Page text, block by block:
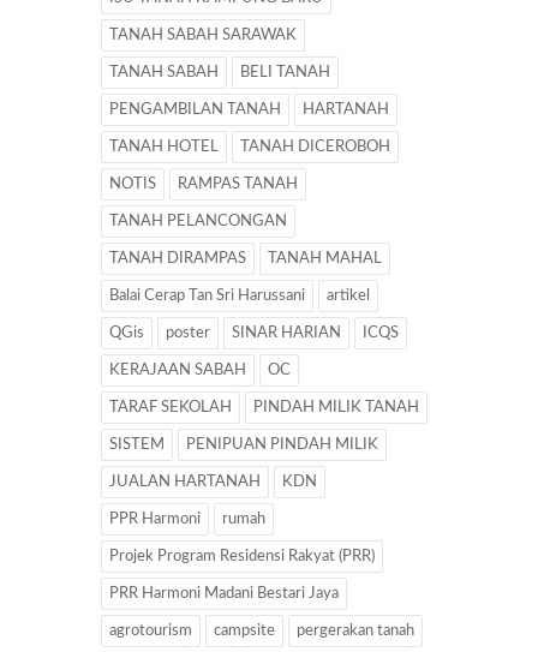
TANAH SABAH SARAWAK
TANAH SABAH BELI TANAH
PENGAMBILAN TANAH HARTANAH
TANAH HOTEL TANAH DICEROBOH
NOTIS RAMPAS TANAH
TANAH PELANCONGAN
TANAH DIRAMPAS TANAH MAHAL
Balai Cerap Tan Sri Harussani artikel
QGis poster SINAR HARIAN ICQS
KERAJAAN SABAH OC
TARAF SEKOLAH PINDAH MILIK TANAH
SISTEM PENIPUAN PINDAH MILIK
JUALAN HARTANAH KDN
PPR Harmoni rumah
Projek Program Residensi Rakyat (PRR)
PRR Harmoni Madani Bestari Jaya
agrotourism campsite pergerakan tanah